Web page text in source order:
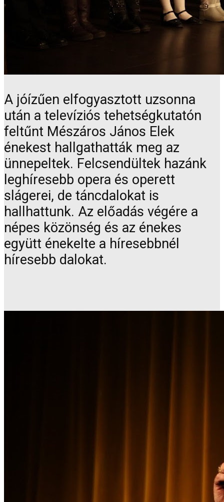
A jóízűen elfogyasztott uzsonna
után a televíziós tehetségkutatón
feltűnt Mészáros János Elek
énekest hallgathatták meg az
ünnepeltek. Felcsendültek hazánk
leghíresebb opera és operett
slágerei, de táncdalokat is
hallhattunk. Az előadás végére a
népes közönség és az énekes
együtt énekelte a híresebbnél
híresebb dalokat.